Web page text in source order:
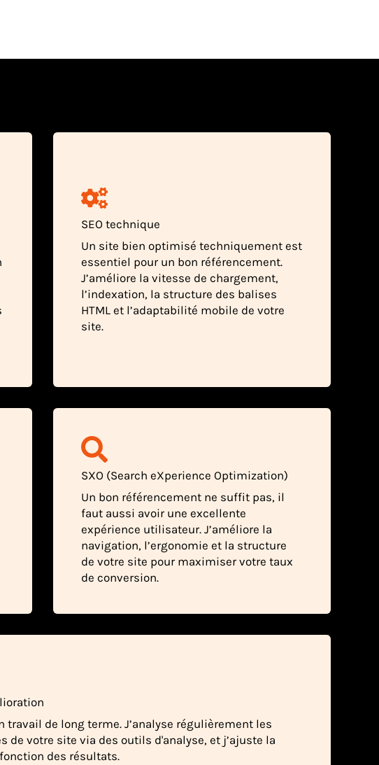
SEO technique
Un site bien optimisé techniquement est
essentiel pour un bon référencement.
J’améliore la vitesse de chargement,
l’indexation, la structure des balises
HTML et l’adaptabilité mobile de votre
site.
SXO (Search eXperience Optimization)
Un bon référencement ne suffit pas, il
faut aussi avoir une excellente
expérience utilisateur. J’améliore la
navigation, l’ergonomie et la structure
de votre site pour maximiser votre taux
de conversion.
travail de long terme. J’analyse régulièrement les
de votre site via des outils d'analyse, et j’ajuste la
des résultats.